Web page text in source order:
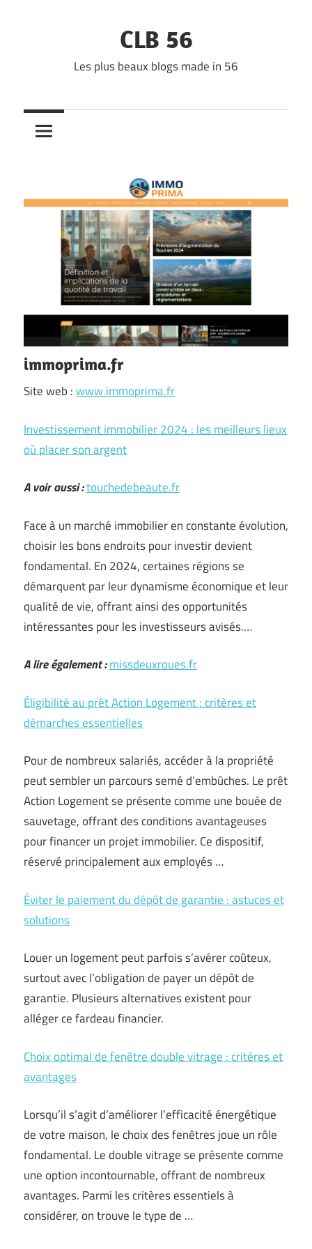
CLB 56
Les plus beaux blogs made in 56
immoprima.fr
Site web :www.immoprima.fr
Investissement immobilier 2024 : les meilleurs lieux
où placer son argent
A voir aussi :touchedebeaute.fr
Face à un marché immobilier en constante évolution,
choisir les bons endroits pour investir devient
fondamental. En 2024, certaines régions se
démarquent par leur dynamisme économique et leur
qualité de vie, offrant ainsi des opportunités
intéressantes pour les investisseurs avisés.…
A lire également :missdeuxroues.fr
Éligibilité au prêt Action Logement : critères et
démarches essentielles
Pour de nombreux salariés, accéder à la propriété
peut sembler un parcours semé d’embûches. Le prêt
Action Logement se présente comme une bouée de
sauvetage, offrant des conditions avantageuses
pour financer un projet immobilier. Ce dispositif,
réservé principalement aux employés …
Éviter le paiement du dépôt de garantie : astuces et
solutions
Louer un logement peut parfois s’avérer coûteux,
surtout avec l’obligation de payer un dépôt de
garantie. Plusieurs alternatives existent pour
alléger ce fardeau financier.
Choix optimal de fenêtre double vitrage : critères et
avantages
Lorsqu’il s’agit d’améliorer l’efficacité énergétique
de votre maison, le choix des fenêtres joue un rôle
fondamental. Le double vitrage se présente comme
une option incontournable, offrant de nombreux
avantages. Parmi les critères essentiels à
considérer, on trouve le type de …